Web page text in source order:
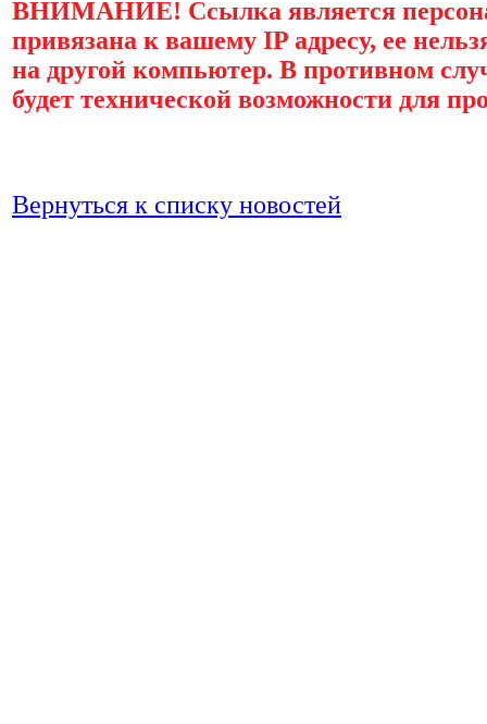
ВНИМАНИЕ! Ссылка является
привязана к вашему IP адресу, ее
на другой компьютер. В противном
будет технической возможности для
Вернуться к списку новостей